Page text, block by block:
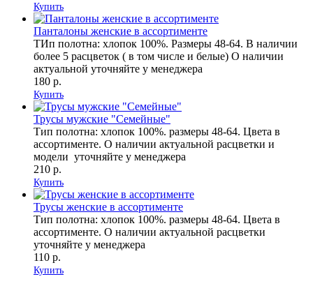
Купить
Панталоны женские в ассортименте
ТИп полотна: хлопок 100%. Размеры 48-64. В наличии
более 5 расцветок ( в том числе и белые) О наличии
актуальной уточняйте у менеджера
180 р.
Купить
Трусы мужские "Семейные"
Тип полотна: хлопок 100%. размеры 48-64. Цвета в
ассортименте. О наличии актуальной расцветки и
модели уточняйте у менеджера
210 р.
Купить
Трусы женские в ассортименте
Тип полотна: хлопок 100%. размеры 48-64. Цвета в
ассортименте. О наличии актуальной расцветки
уточняйте у менеджера
110 р.
Купить